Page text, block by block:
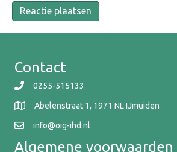
Contact
0255-515133
Abelenstraat 1, 1971 NL IJmuiden
info@oig-ihd.nl
Algemene voorwaarden